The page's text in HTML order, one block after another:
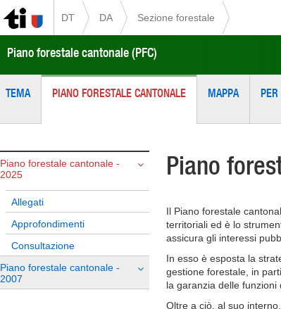
DT DA Sezione forestale
Piano forestale cantonale (PFC)
TEMA PIANO FORESTALE CANTONALE MAPPA
Piano forestale cantonale -
2025
Allegati
Approfondimenti
Consultazione
Piano forestale cantonale -
2007
Piano
Il Piano forestale
territoriali ed è lo
assicura gli interessi
In esso è esposta la
gestione forestale, in
la garanzia delle funzioni
Oltre a ciò, al suo